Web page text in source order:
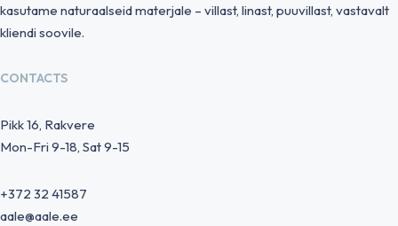
kasutame naturaalseid materjale – villast, linast, puuvillast, vastavalt
kliendi soovile.
CONTACTS
Pikk 16, Rakvere
Mon-Fri 9-18, Sat 9-15
+372 32 41587
aale@aale.ee